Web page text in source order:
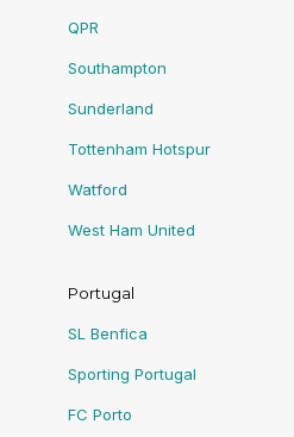
QPR
Southampton
Sunderland
Tottenham Hotspur
Watford
West Ham United
Portugal
SL Benfica
Sporting Portugal
FC Porto